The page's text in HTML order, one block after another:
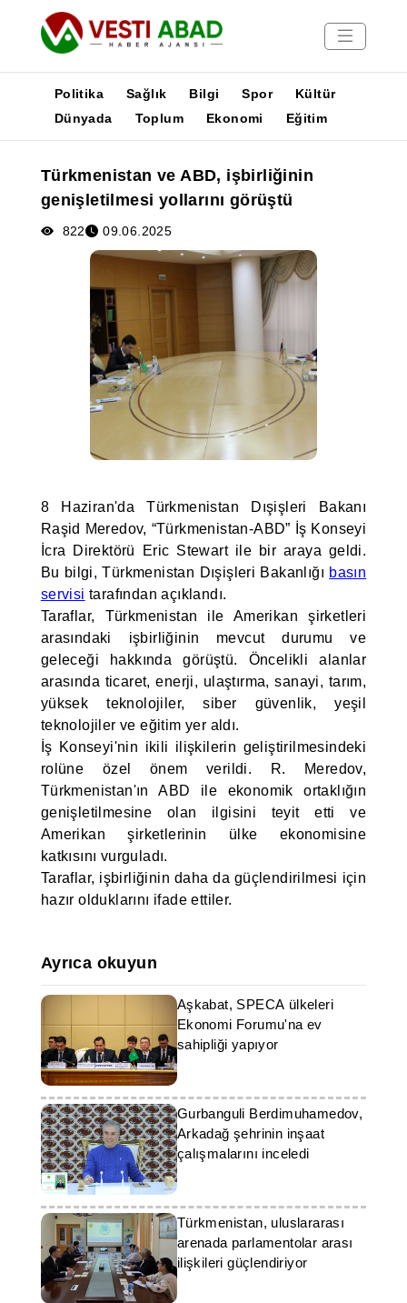
Yayınlar
Medya
Poster
Politika Sağlık Bilgi Spor
Kültür
Dünyada
Toplum Ekonomi Eğitim
Türkmenistan ve ABD, işbirliğinin
genişletilmesi yollarını görüştü
822 09.06.2025
8 Haziran'da Türkmenistan Dışişleri Bakanı
Raşid Meredov, “Türkmenistan-ABD” İş Konseyi
İcra Direktörü Eric Stewart ile bir araya geldi.
Bu bilgi, Türkmenistan Dışişleri Bakanlığı basın
servisi tarafından açıklandı.
Taraflar, Türkmenistan ile Amerikan şirketleri
arasındaki işbirliğinin mevcut durumu ve
geleceği hakkında görüştü. Öncelikli alanlar
arasında ticaret, enerji, ulaştırma, sanayi, tarım,
yüksek teknolojiler, siber güvenlik, yeşil
teknolojiler ve eğitim yer aldı.
İş Konseyi'nin ikili ilişkilerin geliştirilmesindeki
rolüne özel önem verildi. R. Meredov,
Türkmenistan'ın ABD ile ekonomik ortaklığın
genişletilmesine olan ilgisini teyit etti ve
Amerikan şirketlerinin ülke ekonomisine
katkısını vurguladı.
Taraflar, işbirliğinin daha da güçlendirilmesi için
hazır olduklarını ifade ettiler.
Ayrıca okuyun
Aşkabat, SPECA ülkeleri
Ekonomi Forumu'na ev
sahipliği yapıyor
Gurbanguli Berdimuhamedov,
Arkadağ şehrinin inşaat
çalışmalarını inceledi
Türkmenistan, uluslararası
arenada parlamentolar arası
ilişkileri güçlendiriyor